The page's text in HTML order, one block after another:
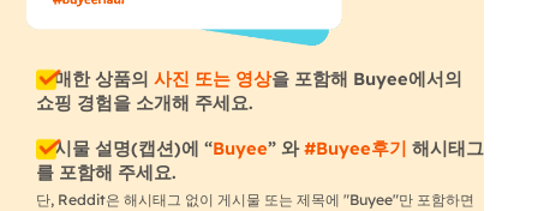
구매한 상품의 사진 또는 영상을 포함해 Buyee에서의
쇼핑 경험을 소개해 주세요.
게시물 설명(캡션)에 “Buyee” 와#Buyee후기 해시태그
를 포함해 주세요.
단, Reddit은 해시태그 없이 게시물 또는 제목에 "Buyee"만 포함하면